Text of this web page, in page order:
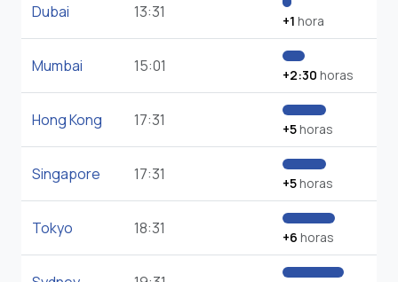
Dubai 13:31 +1 hora
Mumbai 15:01 +2:30 horas
Hong Kong 17:31 +5horas
Singapore 17:31 +5horas
Tokyo 18:31 +6 horas